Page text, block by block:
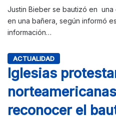
Justin Bieber se bautizó en
en una bañera, según informó
información…
ACTUALIDAD
Iglesias
reconocer el